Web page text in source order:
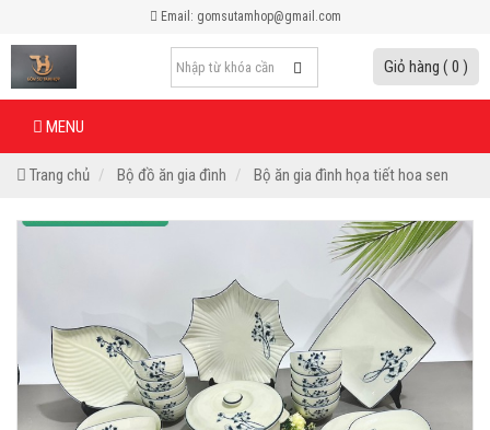
Email: gomsutamhop@gmail.com
Giỏ hàng ( 0 )
MENU
Trang chủ Bộ đồ ăn gia đình Bộ ăn gia đình họa tiết hoa sen